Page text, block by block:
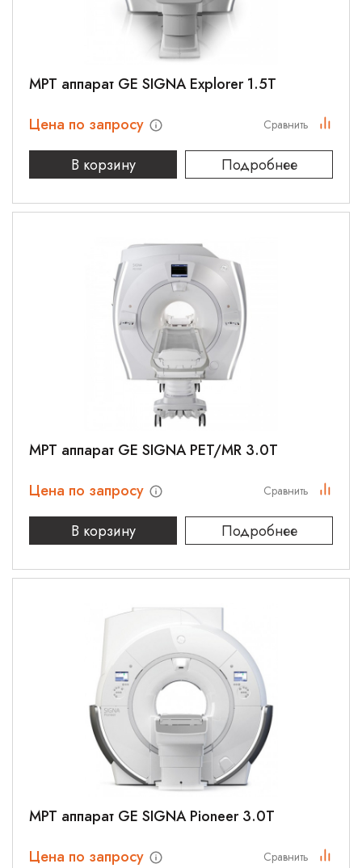
МРТ аппарат GE SIGNA Explorer 1.5T
Цена по запросу
В корзину
Подробнее
Сравнить
МРТ аппарат GE SIGNA PET/MR 3.0T
Цена по запросу
В корзину
Подробнее
Сравнить
МРТ аппарат GE SIGNA Pioneer 3.0T
Цена по запросу
Сравнить